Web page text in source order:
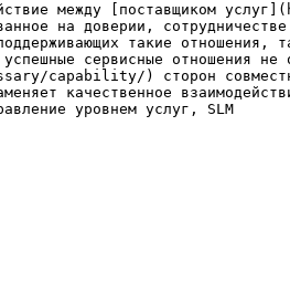
между [поставщиком
доверии, сотрудничестве
такие отношения, так
сервисные отношения не
capability/) сторон
качественное
уровнем услуг, SLM